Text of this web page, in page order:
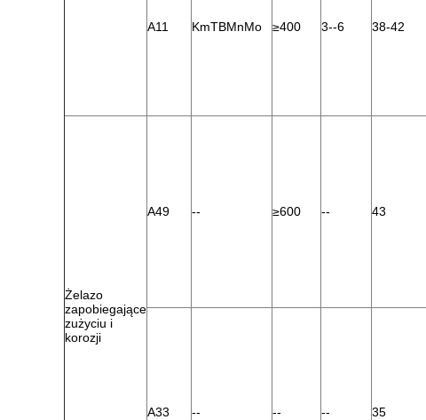
A11 KmTBMnMo ≥400 3--6 38-42
Żelazo
zapobiegające
zużyciu i
korozji
A49 -- ≥600 -- 43
A33 -- -- -- 35